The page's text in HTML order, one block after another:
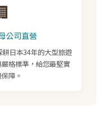
公司直營
日本34年的大型旅遊
格標準，給您最堅實
障。